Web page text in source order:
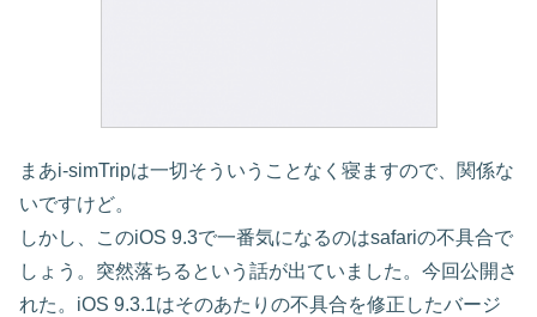
まあi-simTripは一切そういうことなく寝ますので、関係な
いですけど。
しかし、このiOS 9.3で一番気になるのはsafariの不具合で
しょう。突然落ちるという話が出ていました。今回公開さ
れた。iOS 9.3.1はそのあたりの不具合を修正したバージ